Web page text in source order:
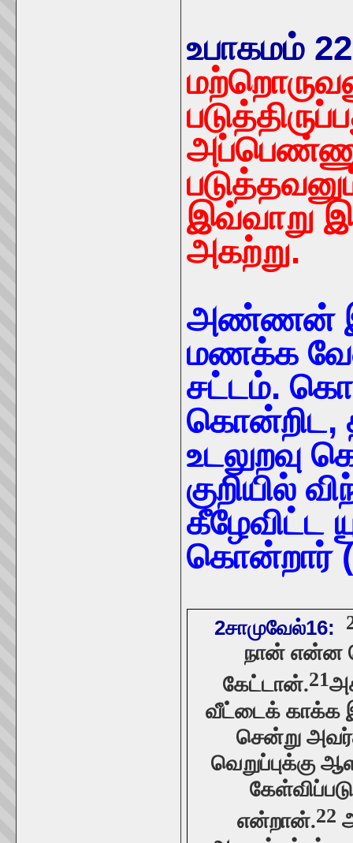
உபாகமம்
இவ்வாறு
அகற்று.
அண்ணன்
மணக்க
சட்டம்.
கொன்றிட,
குறியில்
கீழேவிட்ட
கொன்றார்
2சாமுவேல்16:
நான் என்ன
கேட்டான்.21
வீட்டைக் காக்க
சென்று
வெறுப்புக்கு
என்றான்.22